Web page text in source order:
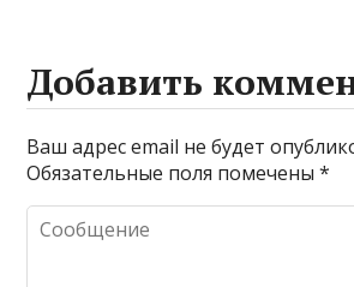
Добавить
Ваш адрес email не будет
Обязательные поля помечены*